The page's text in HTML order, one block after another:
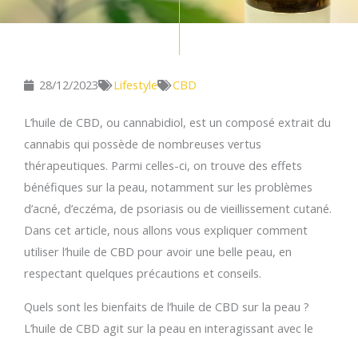
28/12/2023 Lifestyle CBD
L’huile de CBD, ou cannabidiol, est un composé extrait du
cannabis qui possède de nombreuses vertus
thérapeutiques. Parmi celles-ci, on trouve des effets
bénéfiques sur la peau, notamment sur les problèmes
d’acné, d’eczéma, de psoriasis ou de vieillissement cutané.
Dans cet article, nous allons vous expliquer comment
utiliser l’huile de CBD pour avoir une belle peau, en
respectant quelques précautions et conseils.
Quels sont les bienfaits de l’huile de CBD sur la peau ?
L’huile de CBD agit sur la peau en interagissant avec le